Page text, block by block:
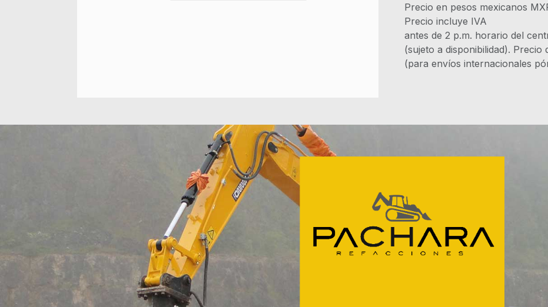
Precio en pesos mexicanos
Precio incluye
antes de 2 p.m. horario del
(sujeto a disponibilidad).
(para envíos internacionales